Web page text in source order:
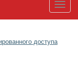
доступа